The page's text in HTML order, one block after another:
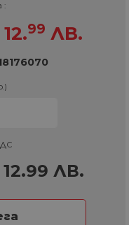
:
12.99 ЛВ.
12.99 ЛВ.